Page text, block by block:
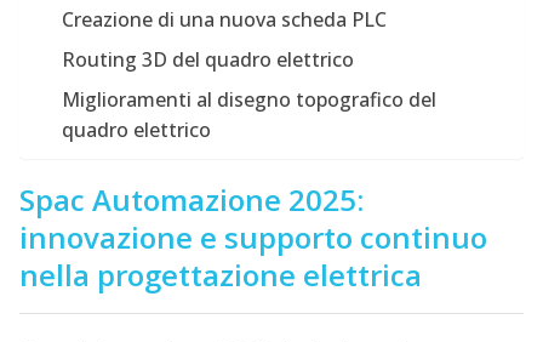
Creazione di una nuova scheda PLC
Routing 3D del quadro elettrico
Miglioramenti al disegno topografico del
quadro elettrico
Spac Automazione 2025:
innovazione e supporto continuo
nella progettazione elettrica